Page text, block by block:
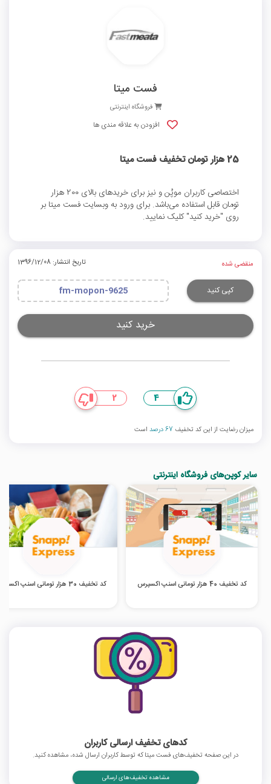
فست میتا
فروشگاه اینترنتی
افزودن به علاقه مندی ها
25 هزار تومان تخفیف فست میتا
اختصاصی کاربران موپُن و نیز برای خریدهای بالای 200 هزار
تومان قابل استفاده می‌باشد. برای ورود به وبسایت فست میتا بر
روی "خرید کنید" کلیک نمایید.
منقضی شده تاریخ انتشار: 1396/12/08
کپی کنید fm-mopon-9625
خرید کنید
4
2
میزان رضایت از این کد تخفیف 67 درصد است
سایر کوپن‌های فروشگاه اینترنتی
کد تخفیف 40 هزار تومانی اسنپ اکسپرس کد تخفیف 30 هزار تومانی اسنپ اکسپرس
کدهای تخفیف ارسالی کاربران
در این صفحه تخفیف‌های فست میتا که توسط کاربران ارسال شده، مشاهده کنید.
مشاهده تخفیف‌های ارسالی